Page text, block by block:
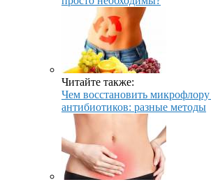
Читайте также:
Чем восстановить
антибиотиков: разные методы